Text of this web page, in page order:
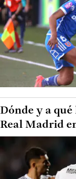
Dónde y a
Real Madrid